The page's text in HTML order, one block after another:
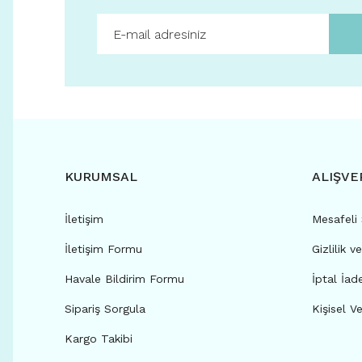
KURUMSAL
İletişim
İletişim Formu
Havale Bildirim Formu
Sipariş Sorgula
Kargo Takibi
Mesafeli
Gizlilik
İptal
Kişisel